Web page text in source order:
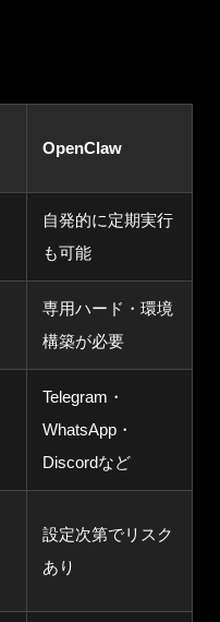
OpenClaw
自発的に定期実行
も可能
専用ハード・環境
構築が必要
Telegram・
WhatsApp・
Discordなど
設定次第でリスク
あり